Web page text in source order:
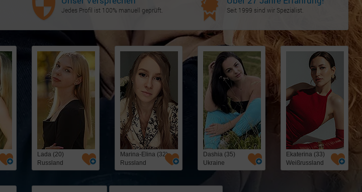
Jedes Profil ist 100% manuell geprüft. Seit 1999 sind wir Spezialist.
Lada (20)
Russland
Marina-Elina (32)
Russland
Dashia (35)
Ukraine
Ekaterina (33)
Weißrussland